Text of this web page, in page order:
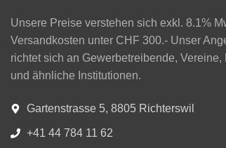
Unsere Preise verstehen sich exkl. 8.1%
Versandkosten unter CHF 300.- Unser
richtet sich an Gewerbetreibende, Vereine,
und ähnliche Institutionen.
Gartenstrasse 5, 8805 Richterswil
+41 44 784 11 62